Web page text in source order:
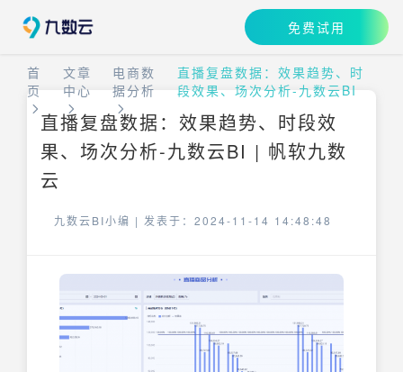
免费试用
首
页
文章
中心
电商数
据分析
直播复盘数据：效果趋势、时
段效果、场次分析-九数云BI
直播复盘数据：效果趋势、时段效
果、场次分析-九数云BI | 帆软九数
云
九数云BI小编 | 发表于：2024-11-14 14:48:48